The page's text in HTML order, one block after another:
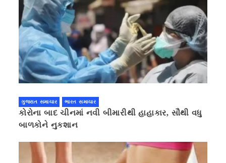
ગુજરાત સમાચાર ભારત સમાચાર
કોરોના બાદ ચીનમાં નવી બીમારીથી હાહાકાર, સૌથી વધુ
બાળકોને નુકશાન